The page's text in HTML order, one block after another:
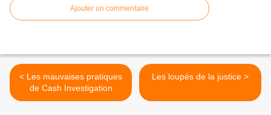
Ajouter un commentaire
< Les mauvaises pratiques
de Cash Investigation
Les loupés de la justice >